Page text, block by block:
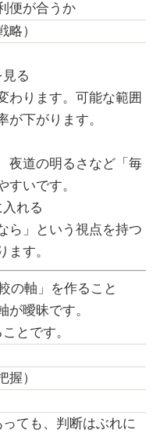
便が合うか
）
る
わります。可能な範囲
が下がります。
夜道の明るさなど「毎
すいです。
入れる
ら」という視点を持つ
ます。
の軸」を作ること
曖昧です。
とです。
）
ても、判断はぶれに